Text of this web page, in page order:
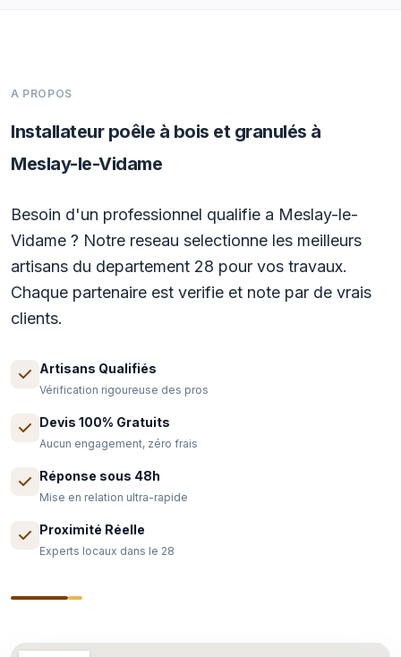
A PROPOS
Installateur poêle à bois et granulés à
Meslay-le-Vidame
Besoin d'un professionnel qualifie a Meslay-le-
Vidame ? Notre reseau selectionne les meilleurs
artisans du departement 28 pour vos travaux.
Chaque partenaire est verifie et note par de vrais
clients.
Artisans Qualifiés
Vérification rigoureuse des pros
Devis 100% Gratuits
Aucun engagement, zéro frais
Réponse sous 48h
Mise en relation ultra-rapide
Proximité Réelle
Experts locaux dans le 28